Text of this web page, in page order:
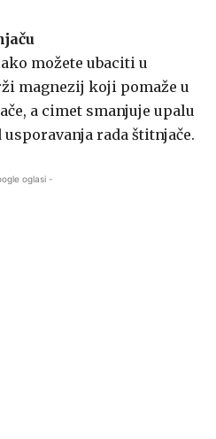
možete ubaciti u
magnezij koji pomaže u
a cimet smanjuje upalu
rada štitnjače.
oglasi -